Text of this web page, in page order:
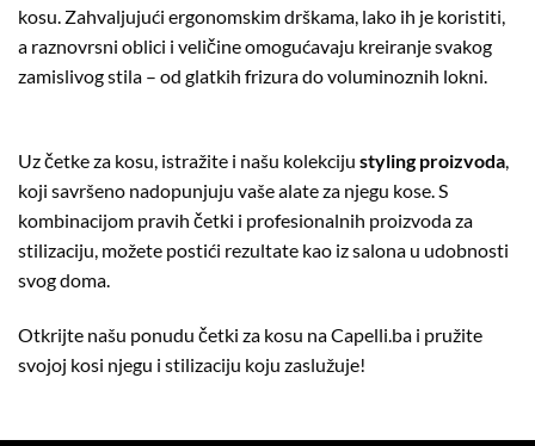
kosu. Zahvaljujući ergonomskim drškama, lako ih je koristiti,
a raznovrsni oblici i veličine omogućavaju kreiranje svakog
zamislivog stila – od glatkih frizura do voluminoznih lokni.
Uz četke za kosu, istražite i našu kolekciju styling proizvoda,
koji savršeno nadopunjuju vaše alate za njegu kose. S
kombinacijom pravih četki i profesionalnih proizvoda za
stilizaciju, možete postići rezultate kao iz salona u udobnosti
svog doma.
Otkrijte našu ponudu četki za kosu na Capelli.ba i pružite
svojoj kosi njegu i stilizaciju koju zaslužuje!